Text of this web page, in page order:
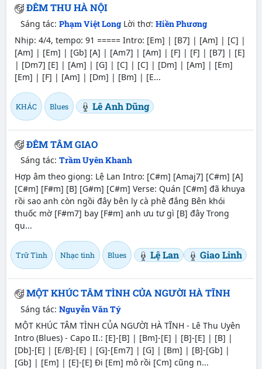
ĐÊM THU HÀ NỘI
Sáng tác: Phạm Việt Long Lời thơ: Hiền Phương
Nhịp: 4/4, tempo: 91 ===== Intro: [Em] | [B7] | [Am] | [C] |
[Am] | [Em] | [Gb] [A] | [Am7] | [Am] | [F] | [F] | [B7] | [E]
| [Dm7] [E] | [Am] | [G] | [C] | [C] | [Dm] | [Am] | [Em]
[Em] | [F] | [Am] | [Dm] | [Bm] | [E...
KHÁC Blues Lê Anh Dũng
ĐÊM TÂM GIAO
Sáng tác: Trầm Uyên Khanh
Hợp âm theo giọng: Lệ Lan Intro: [C#m] [Amaj7] [C#m] [A]
[C#m] [F#m] [B] [G#m] [C#m] Verse: Quán [C#m] đã khuya
rồi sao anh còn ngồi đây bên ly cà phê đắng Bên khói
thuốc mờ [F#m7] bay [F#m] anh ưu tư gì [B] đây Trong
qu...
Trữ Tình Nhạc tình Blues Lệ Lan Giao Linh
MỘT KHÚC TÂM TÌNH CỦA NGƯỜI HÀ TĨNH
Sáng tác: Nguyễn Văn Tý
MỘT KHÚC TÂM TÌNH CỦA NGƯỜI HÀ TĨNH - Lê Thu Uyên
Intro (Blues) - Capo II.: [E]-[B] | [Bm]-[E] | [B]-[E] | [B] |
[Db]-[E] | [E/B]-[E] | [G]-[Em7] | [G] | [Bm] | [B]-[Gb] |
[Gb] | [Em] | [E]-[E] Đi [Em] mô rồi [Cm] cũng n...